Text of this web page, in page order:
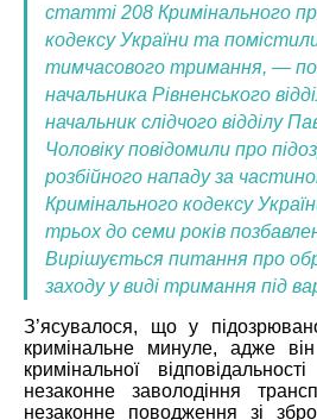
статті 208 Кримінального
кодексу України та
тимчасового тримання, —
начальника Рівненського
начальник слідчого відділу
Чоловіку повідомили про
розбійного нападу за
Кримінального кодексу
трьох до семи років
Вирішується питання про
заходу у виді тримання під
З’ясувалося, що у
кримінальне минуле, адже
кримінальної
незаконне заволодіння
незаконне поводження зі